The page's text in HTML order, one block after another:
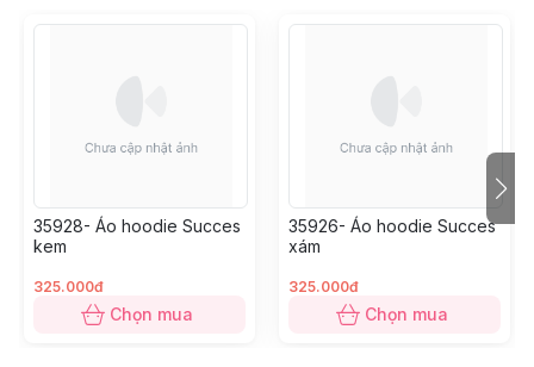
35928- Áo hoodie Succes
kem
325.000đ
Chọn mua
35926- Áo hoodie Succes
xám
325.000đ
Chọn mua